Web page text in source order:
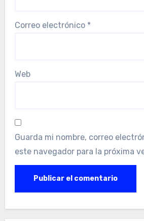
Correo electrónico *
Web
Guarda mi nombre, correo
este navegador para la próxima